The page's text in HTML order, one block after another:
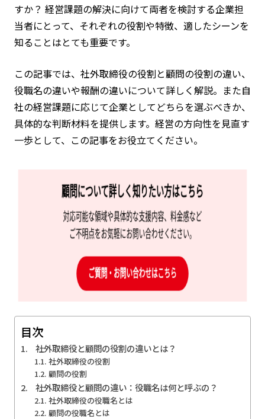
すか？ 経営課題の解決に向けて両者を検討する企業担
当者にとって、それぞれの役割や特徴、適したシーンを
知ることはとても重要です。
この記事では、社外取締役の役割と顧問の役割の違い、
役職名の違いや報酬の違いについて詳しく解説。また自
社の経営課題に応じて企業としてどちらを選ぶべきか、
具体的な判断材料を提供します。経営の方向性を見直す
一歩として、この記事をお役立てください。
目次
社外取締役と顧問の役割の違いとは？
社外取締役の役割
顧問の役割
社外取締役と顧問の違い：役職名は何と呼ぶの？
社外取締役の役職名とは
顧問の役職名とは